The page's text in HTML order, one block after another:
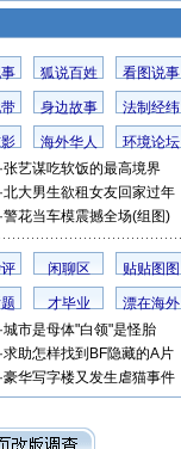
狐说百姓 看图说事
身边故事 法制经纬
海外华人
环境论坛
·张艺谋吃软饭的最高境界
·北大男生欲租女友回家过年
·警花当车模震撼全场(组图)
闲聊区 贴贴图图
才毕业
漂在海外
·城市是母体"白领"是怪胎
·求助怎样找到BF隐藏的A片
·豪华写字楼又发生虐猫事件